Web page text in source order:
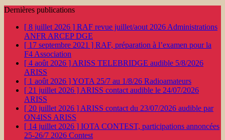
Dernières publications
[ 8 juillet 2026 ] RAF revue juillet/aout 2026 Administrations
ANFR ARCEP DGE
[ 17 septembre 2021 ] RAF, préparation à l’examen pour la
F4 Association
[ 4 août 2026 ] ARISS TELEBRIDGE audible 5/8/2026
ARISS
[ 1 août 2026 ]YOTA 25/7 au 1/8/26 Radioamateurs
[ 21 juillet 2026 ] ARISS contact audible le 24/07/2026
ARISS
[ 20 juillet 2026 ] ARISS contact du 23/07/2026 audible par
ON4ISS ARISS
[ 14 juillet 2026 ] IOTA CONTEST, participations annoncées
25-26/7 2026 Contest